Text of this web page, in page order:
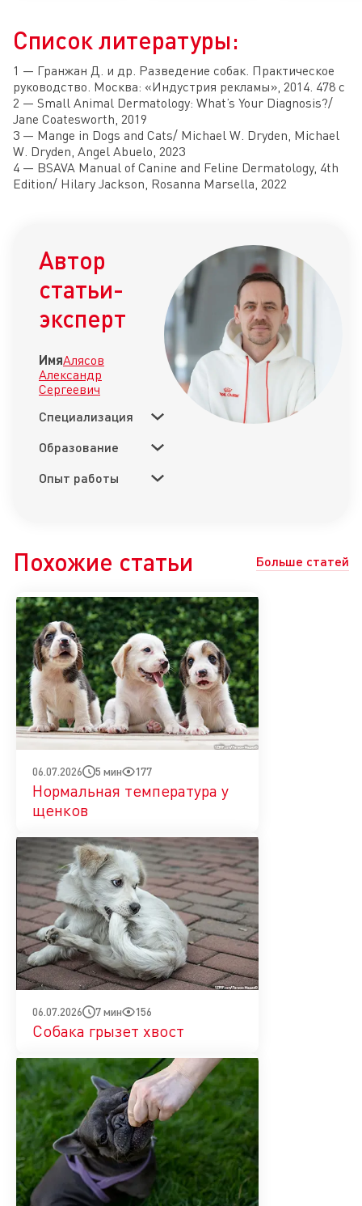
крупных
средних
пород
Список литературы:
1 — Гранжан Д. и др. Разведение собак. Практическое
руководство. Москва: «Индустрия рекламы», 2014. 478 с
2 — Small Animal Dermatology: What’s Your Diagnosis?/
Jane Coatesworth, 2019
3 — Mange in Dogs and Cats/ Michael W. Dryden, Michael
W. Dryden, Angel Abuelo, 2023
4 — BSAVA Manual of Canine and Feline Dermatology, 4th
Edition/ Hilary Jackson, Rosanna Marsella, 2022
Автор
статьи-
эксперт
ИмяАлясов
Александр
Сергеевич
Специализация
Образование
Опыт работы
Похожие статьи Больше статей
06.07.2026 5 мин 177
Нормальная температура у
щенков
06.07.2026 7 мин 156
Собака грызет хвост